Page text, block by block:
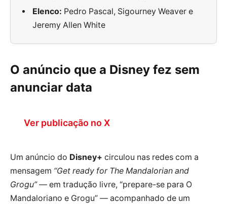
Elenco: Pedro Pascal, Sigourney Weaver e
Jeremy Allen White
O anúncio que a Disney fez sem
anunciar data
Ver publicação no X
Um anúncio do Disney+ circulou nas redes com a
mensagem “Get ready for The Mandalorian and
Grogu”— em tradução livre, “prepare-se para O
Mandaloriano e Grogu” — acompanhado de um